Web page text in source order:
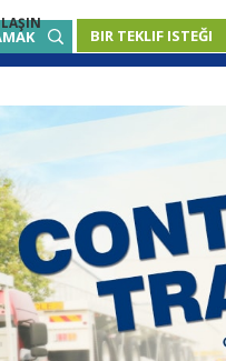
BIR TEKLIF ISTEĞI
Русский язык
Español
Português